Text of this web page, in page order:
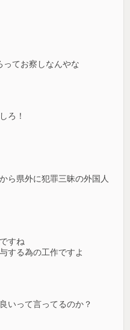
ってお察しなんやな
ろ！
ら県外に犯罪三昧の外国人
すね
する為の工作ですよ
いって言ってるのか？